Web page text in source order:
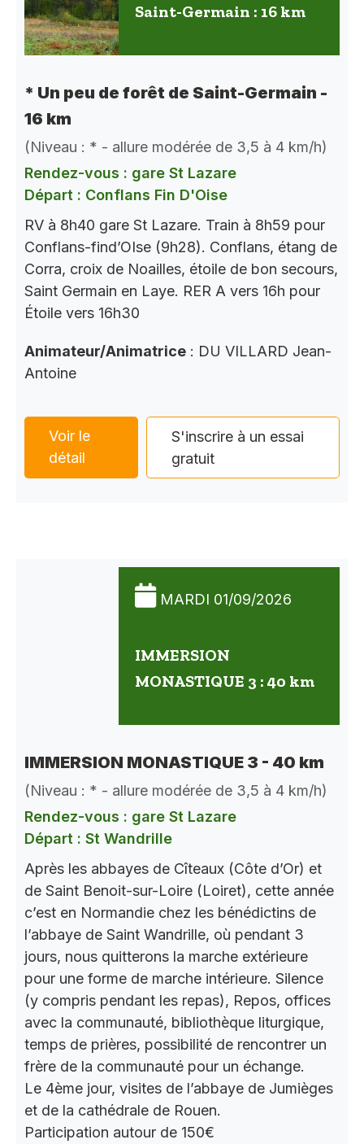
Saint-Germain : 16 km
* Un peu de forêt de Saint-Germain -
16 km
(Niveau : * - allure modérée de 3,5 à 4 km/h)
Rendez-vous : gare St Lazare
Départ : Conflans Fin D'Oise
RV à 8h40 gare St Lazare. Train à 8h59 pour
Conflans-find’OIse (9h28). Conflans, étang de
Corra, croix de Noailles, étoile de bon secours,
Saint Germain en Laye. RER A vers 16h pour
Étoile vers 16h30
Animateur/Animatrice : DU VILLARD Jean-
Antoine
Voir le
détail
S'inscrire à un essai
gratuit
MARDI 01/09/2026
IMMERSION
MONASTIQUE 3 : 40 km
IMMERSION MONASTIQUE 3 - 40 km
(Niveau : * - allure modérée de 3,5 à 4 km/h)
Rendez-vous : gare St Lazare
Départ : St Wandrille
Après les abbayes de Cîteaux (Côte d’Or) et
de Saint Benoit-sur-Loire (Loiret), cette année
c’est en Normandie chez les bénédictins de
l’abbaye de Saint Wandrille, où pendant 3
jours, nous quitterons la marche extérieure
pour une forme de marche intérieure. Silence
(y compris pendant les repas), Repos, offices
avec la communauté, bibliothèque liturgique,
temps de prières, possibilité de rencontrer un
frère de la communauté pour un échange.
Le 4ème jour, visites de l’abbaye de Jumièges
et de la cathédrale de Rouen.
Participation autour de 150€